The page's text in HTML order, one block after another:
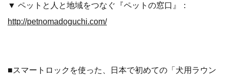
▼ ペットと人と地域をつなぐ『ペットの窓口』：
http://petnomadoguchi.com/
■スマートロックを使った、日本で初めての「犬用ラウン